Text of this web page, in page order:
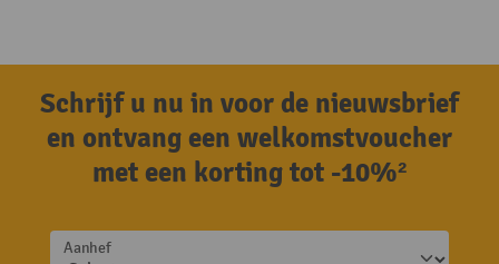
Schrijf u nu in voor de nieuwsbrief
en ontvang een welkomstvoucher
met een korting tot -10%²
Aanhef